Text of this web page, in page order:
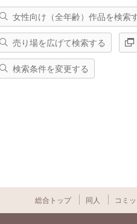
女性向け（全年齢）作品を検索
売り場を広げて検索する
検索条件を変更する
総合トップ 同人 コミ